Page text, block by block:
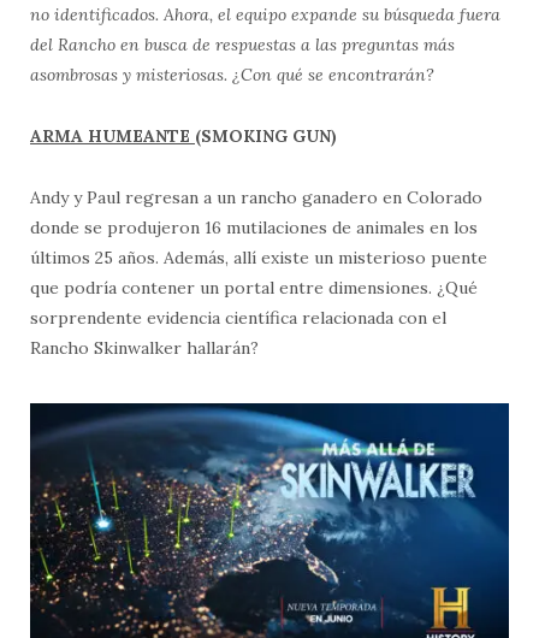
no identificados. Ahora, el equipo expande su búsqueda fuera
del Rancho en busca de respuestas a las preguntas más
asombrosas y misteriosas. ¿Con qué se encontrarán?
ARMA HUMEANTE (SMOKING GUN)
Andy y Paul regresan a un rancho ganadero en Colorado
donde se produjeron 16 mutilaciones de animales en los
últimos 25 años. Además, allí existe un misterioso puente
que podría contener un portal entre dimensiones. ¿Qué
sorprendente evidencia científica relacionada con el
Rancho Skinwalker hallarán?